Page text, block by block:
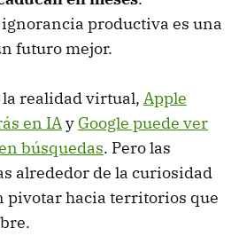
productiva es una
futuro mejor.
realidad virtual, Apple
en IAy Google puede ver
búsquedas. Pero las
alrededor de la curiosidad
pivotar hacia territorios que